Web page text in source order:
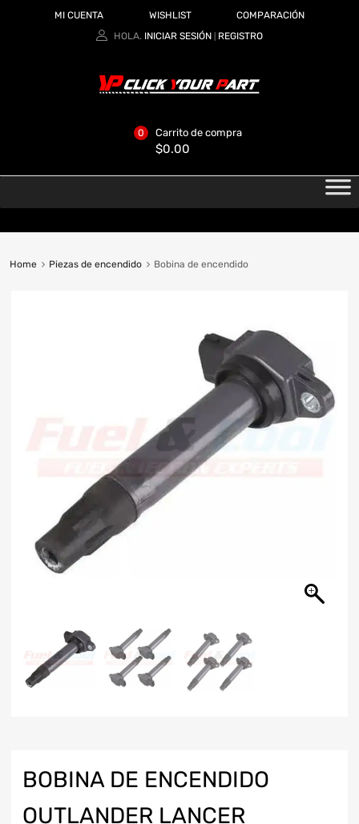
MI CUENTA WISHLIST
COMPARACIÓN
HOLA. INICIAR SESIÓN REGISTRO
Carrito de compra
$0.00
0
Home Piezas de encendido Bobina de encendido
BOBINA DE ENCENDIDO
OUTLANDER LANCER